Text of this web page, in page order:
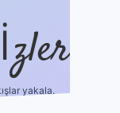
yakala.